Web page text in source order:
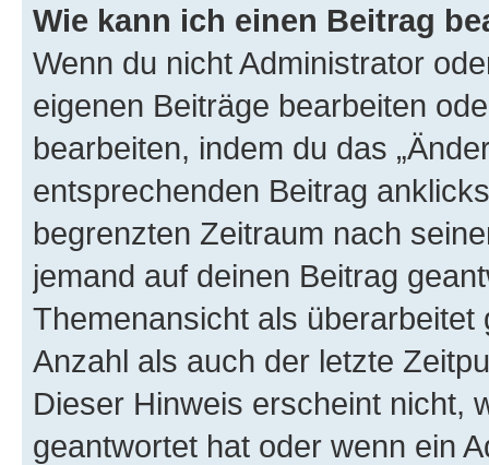
Wie kann ich einen Beitrag
Wenn du nicht Administrator
eigenen Beiträge bearbeiten
bearbeiten, indem du das
entsprechenden Beitrag
begrenzten Zeitraum nach
jemand auf deinen Beitrag
Themenansicht als
Anzahl als auch der letzte
Dieser Hinweis erscheint nicht,
geantwortet hat oder wenn ein